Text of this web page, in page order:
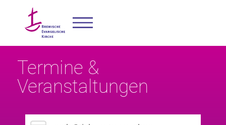
Termine &
Veranstaltungen
Suchbegriff eingeben